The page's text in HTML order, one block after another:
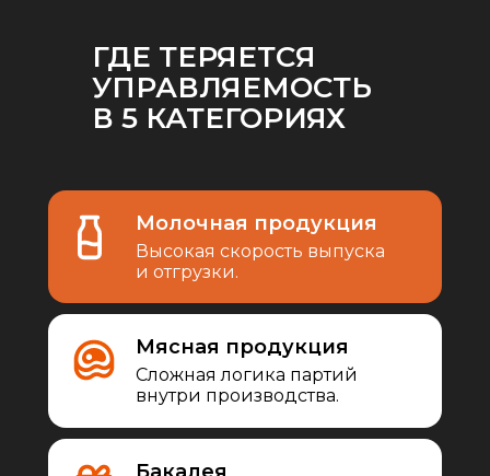
ГДЕ ТЕРЯЕТСЯ
УПРАВЛЯЕМОСТЬ
В 5 КАТЕГОРИЯХ
Высокая скорость выпуска
и отгрузки.
Молочная продукция
Сложная логика партий
внутри производства.
Мясная продукция